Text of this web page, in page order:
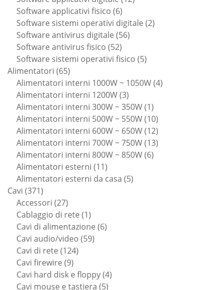
Software applicativi fisico 66
prodotti
Software sistemi operativi digitale 22
Software antivirus digitale 5656
Software antivirus fisico 5252
prodotti
Software sistemi operativi fisico 55
Alimentatori 6565
prodotti
Alimentatori interni 1000W ~ 1050W 44
Alimentatori interni 1200W 33
prodotti
Alimentatori interni 300W ~ 350W 11
prodotto
Alimentatori interni 500W ~ 550W 1010
prodotti
Alimentatori interni 600W ~ 650W 1212
prodotti
Alimentatori interni 700W ~ 750W 1313
Alimentatori interni 800W ~ 850W 66
Alimentatori esterni 1111
prodotti
Alimentatori esterni da casa 55
Cavi 371371
prodotti
Accessori 2727
prodotti
Cablaggio di rete 11
prodotto
Cavi di alimentazione 66
Cavi audio/video 5959
Cavi di rete 124124
Cavi firewire 99
prodotti
Cavi hard disk e floppy 44
Cavi mouse e tastiera 55